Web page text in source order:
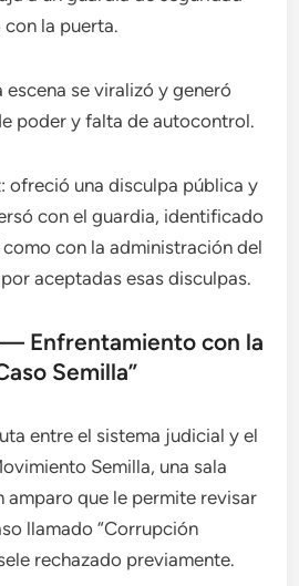
la puerta.
escena se viralizó y generó
poder y falta de autocontrol.
ofreció una disculpa pública y
con el guardia, identificado
con la administración del
aceptadas esas disculpas.
Enfrentamiento con la
Semilla”
entre el sistema judicial y el
Semilla, una sala
amparo que le permite revisar
llamado “Corrupción
rechazado previamente.